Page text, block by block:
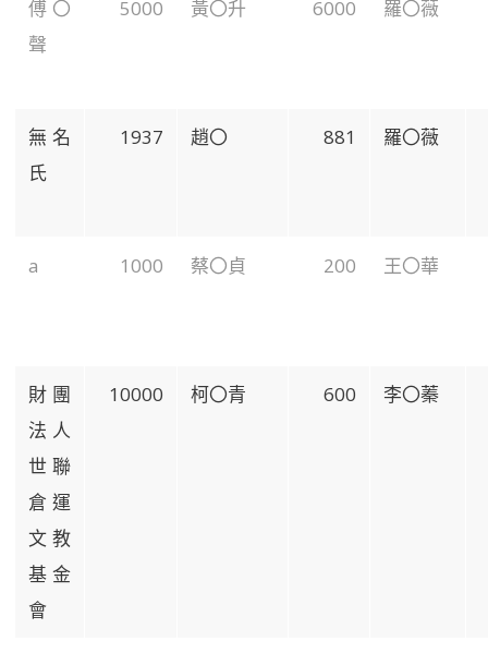
傅〇
聲
5000 黃〇升 6000 羅〇薇
無名
氏
1937 趙〇 881 羅〇薇
a 1000 蔡〇貞 200 王〇華
財團
法人
世聯
倉運
文教
基金
會
10000 柯〇青 600 李〇蓁